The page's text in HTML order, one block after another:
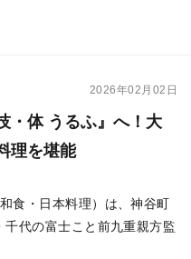
2026年02月02日
・体 うるふ』へ！大
理を堪能
食・日本料理）は、神谷町
代の富士こと前九重親方監